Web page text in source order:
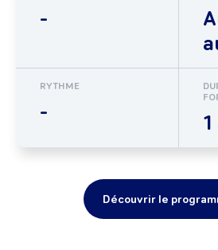
-
RYTHME
-
Découvrir le